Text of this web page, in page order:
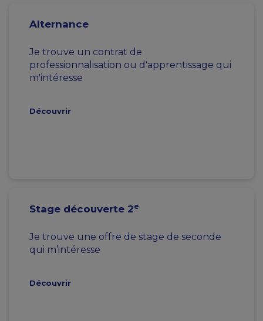
Alternance
Je trouve un contrat de
professionnalisation ou d'apprentissage qui
m'intéresse
Découvrir
Stage découverte 2e
Je trouve une offre de stage de seconde
qui m’intéresse
Découvrir